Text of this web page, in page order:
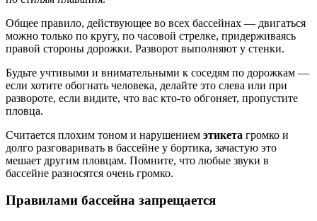
Общее правило, действующее во всех бассейнах — двигаться
можно только по кругу, по часовой стрелке, придерживаясь
правой стороны дорожки. Разворот выполняют у стенки.
Будьте учтивыми и внимательными к соседям по дорожкам —
если хотите обогнать человека, делайте это слева или при
развороте, если видите, что вас кто-то обгоняет, пропустите
пловца.
Считается плохим тоном и нарушением этикета громко и
долго разговаривать в бассейне у бортика, зачастую это
мешает другим пловцам. Помните, что любые звуки в
бассейне разносятся очень громко.
Правилами бассейна запрещается